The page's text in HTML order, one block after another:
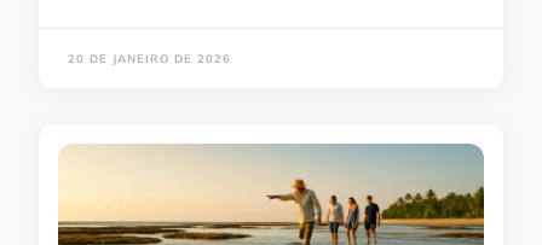
20 DE JANEIRO DE 2026